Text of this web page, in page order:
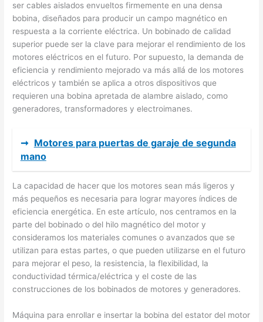
ser cables aislados envueltos firmemente en una densa
bobina, diseñados para producir un campo magnético en
respuesta a la corriente eléctrica. Un bobinado de calidad
superior puede ser la clave para mejorar el rendimiento de los
motores eléctricos en el futuro. Por supuesto, la demanda de
eficiencia y rendimiento mejorado va más allá de los motores
eléctricos y también se aplica a otros dispositivos que
requieren una bobina apretada de alambre aislado, como
generadores, transformadores y electroimanes.
➞ Motores para puertas de garaje de segunda
mano
La capacidad de hacer que los motores sean más ligeros y
más pequeños es necesaria para lograr mayores índices de
eficiencia energética. En este artículo, nos centramos en la
parte del bobinado o del hilo magnético del motor y
consideramos los materiales comunes o avanzados que se
utilizan para estas partes, o que pueden utilizarse en el futuro
para mejorar el peso, la resistencia, la flexibilidad, la
conductividad térmica/eléctrica y el coste de las
construcciones de los bobinados de motores y generadores.
Máquina para enrollar e insertar la bobina del estator del motor